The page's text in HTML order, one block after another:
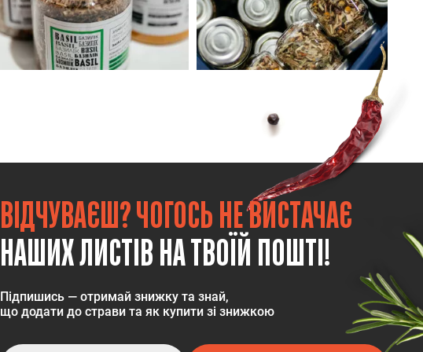
ВІДЧУВАЄШ? ЧОГОСЬ НЕ ВИСТАЧАЄ
НАШИХ ЛИСТІВ НА ТВОЇЙ ПОШТІ!
Підпишись — отримай знижку та знай,
що додати до страви та як купити зі знижкою